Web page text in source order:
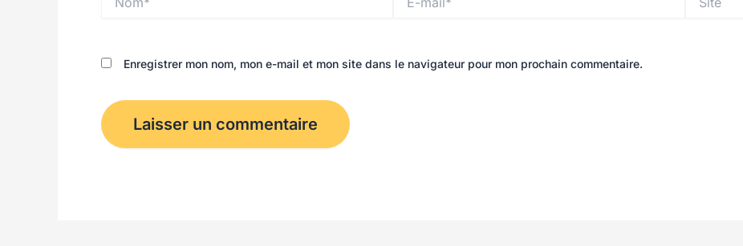
mail*
Enregistrer mon nom, mon e-mail et mon site dans le navigateur pour mon prochain commentaire.